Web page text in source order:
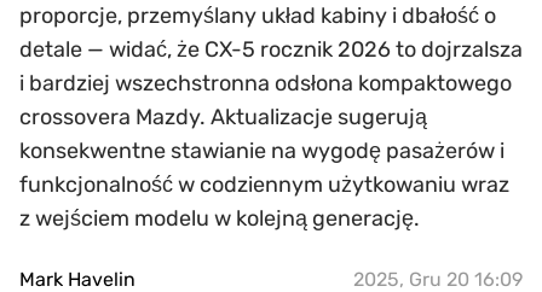
proporcje, przemyślany układ kabiny i dbałość o
detale — widać, że CX-5 rocznik 2026 to dojrzalsza
i bardziej wszechstronna odsłona kompaktowego
crossovera Mazdy. Aktualizacje sugerują
konsekwentne stawianie na wygodę pasażerów i
funkcjonalność w codziennym użytkowaniu wraz
z wejściem modelu w kolejną generację.
Mark Havelin 2025, Gru 20 16:09